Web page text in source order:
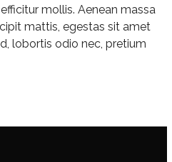
mollis. Aenean massa
mattis, egestas sit amet
lobortis odio nec, pretium